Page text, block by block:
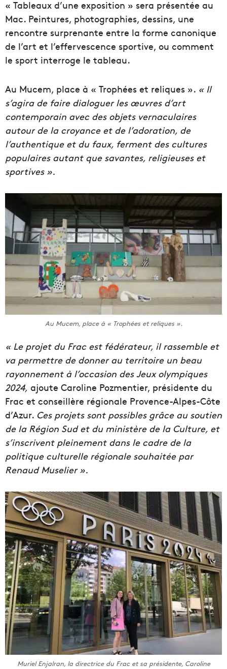
« Tableaux d’une exposition » sera présentée au
Mac. Peintures, photographies, dessins, une
rencontre surprenante entre la forme canonique
de l’art et l’effervescence sportive, ou comment
le sport interroge le tableau.
Au Mucem, place à « Trophées et reliques ». « Il
s’agira de faire dialoguer les œuvres d’art
contemporain avec des objets vernaculaires
autour de la croyance et de l’adoration, de
l’authentique et du faux, ferment des cultures
populaires autant que savantes, religieuses et
sportives ».
Au Mucem, place à « Trophées et reliques ».
« Le projet du Frac est fédérateur, il rassemble et
va permettre de donner au territoire un beau
rayonnement à l’occasion des Jeux olympiques
2024, ajoute Caroline Pozmentier, présidente du
Frac et conseillère régionale Provence-Alpes-Côte
d’Azur. Ces projets sont possibles grâce au soutien
de la Région Sud et du ministère de la Culture, et
s’inscrivent pleinement dans le cadre de la
politique culturelle régionale souhaitée par
Renaud Muselier ».
Muriel Enjalran, la directrice du Frac et sa présidente, Caroline